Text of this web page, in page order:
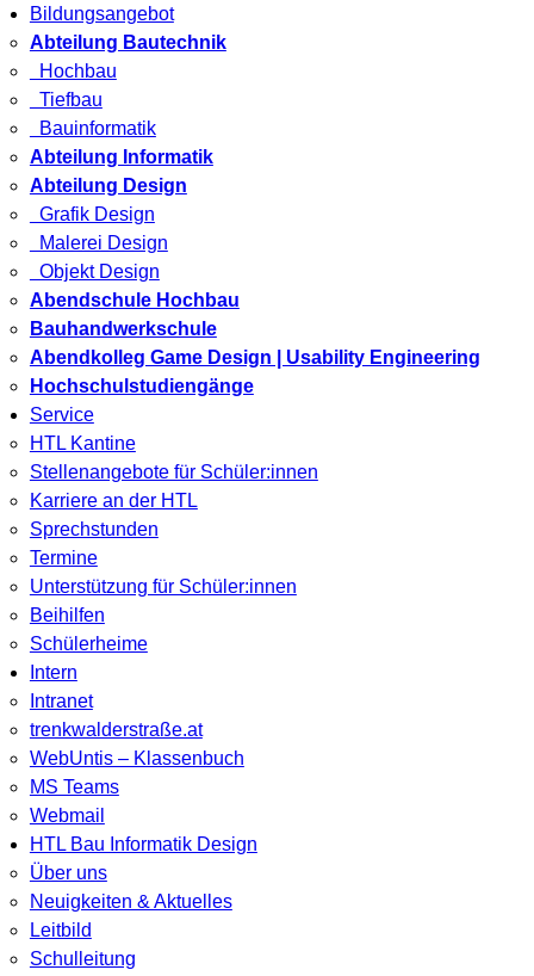
Bildungsangebot
Abteilung Bautechnik
Hochbau
Tiefbau
Bauinformatik
Abteilung Informatik
Abteilung Design
Grafik Design
Malerei Design
Objekt Design
Abendschule Hochbau
Bauhandwerkschule
Abendkolleg Game Design | Usability Engineering
Hochschulstudiengänge
Service
HTL Kantine
Stellenangebote für Schüler:innen
Karriere an der HTL
Sprechstunden
Termine
Unterstützung für Schüler:innen
Beihilfen
Schülerheime
Intern
Intranet
trenkwalderstraße.at
WebUntis – Klassenbuch
MS Teams
Webmail
HTL Bau Informatik Design
Über uns
Neuigkeiten & Aktuelles
Leitbild
Schulleitung